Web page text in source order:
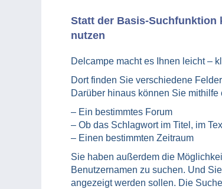
Statt der Basis-Suchfunktion
nutzen
Delcampe macht es Ihnen leicht –
Dort finden Sie verschiedene
Darüber hinaus können Sie
– Ein bestimmtes Forum
– Ob das Schlagwort im Titel, im
– Einen bestimmten Zeitraum
Sie haben außerdem die
Benutzernamen zu suchen. Und
angezeigt werden sollen. Die